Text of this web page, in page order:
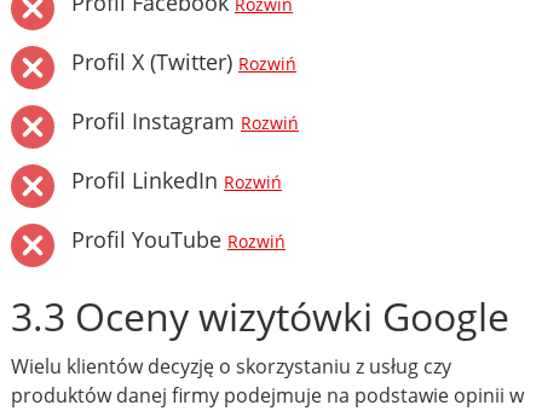
Rozwiń
Profil X (Twitter) Rozwiń
Profil Instagram Rozwiń
Profil LinkedIn Rozwiń
Profil YouTube Rozwiń
3.3 Oceny wizytówki Google
Wielu klientów decyzję o skorzystaniu z usług czy
produktów danej firmy podejmuje na podstawie opinii w